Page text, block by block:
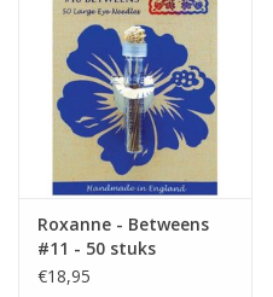
Roxanne - Betweens
#11 - 50 stuks
€18,95